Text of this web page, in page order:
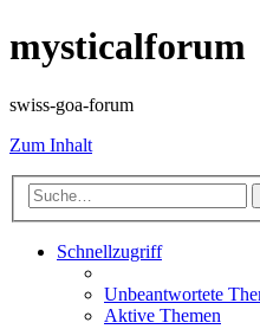
mysticalforum
swiss-goa-forum
Zum Inhalt
Schnellzugriff
Unbeantwortete
Aktive Themen